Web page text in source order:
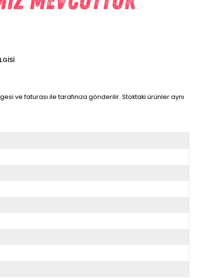
ve faturası ile tarafınıza gönderilir. Stoktaki ürünler aynı